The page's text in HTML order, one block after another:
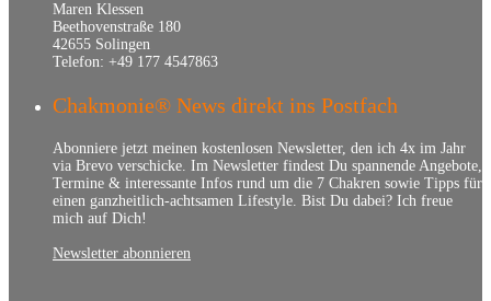
Maren Klessen
Beethovenstraße 180
42655 Solingen
Telefon: +49 177 4547863
Chakmonie® News direkt ins Postfach
Abonniere jetzt meinen kostenlosen Newsletter, den ich 4x im Jahr
via Brevo verschicke. Im Newsletter findest Du spannende Angebote,
Termine & interessante Infos rund um die 7 Chakren sowie Tipps für
einen ganzheitlich-achtsamen Lifestyle. Bist Du dabei? Ich freue
mich auf Dich!
Newsletter abonnieren